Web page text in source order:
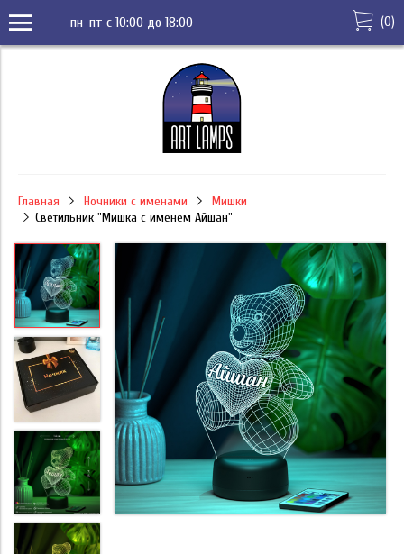
пн-пт с 10:00 до 18:00 (0)
Главная Ночники с именами
Мишки
Светильник "Мишка с именем Айшан"